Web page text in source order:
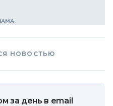
НОВОСТЬЮ
за день в email